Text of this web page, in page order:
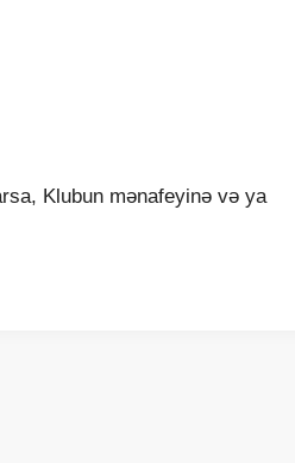
Klubun mənafeyinə və ya